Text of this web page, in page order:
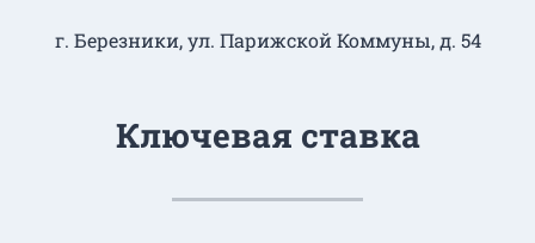
г. Березники, ул. Парижской Коммуны, д. 54
Ключевая ставка